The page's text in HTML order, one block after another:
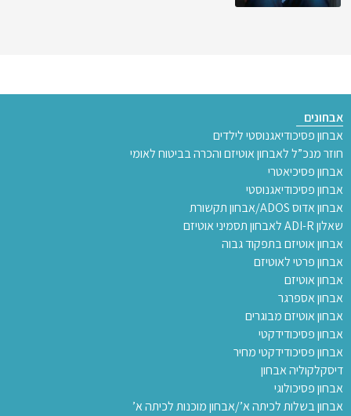
אבחונים
אבחון פסיכודיאגנוסטי לילדים
חוזר מנכ”ל לאבחון אוטיזם והכרה בביטוח לאומי
אבחון פסיכיאטרי
אבחון פסיכודיאגנוסטי
אבחון אדוס ADOS/אבחון תקשורת
שאלון ADI-R לאבחון תסמיני אוטיזם
אבחון אוטיזם בתפקוד גבוה
אבחון פרטי לאוטיזם
אבחון אוטיזם
אבחון אספרגר
אבחון אוטיזם מבוגרים
אבחון פסיכודידקטי
אבחון פסיכודידקטי מחיר
דיסקלקוליה אבחון
אבחון פסיכולוגי
אבחון בשלות לכיתה א’/אבחון מוכנות לכיתה א’